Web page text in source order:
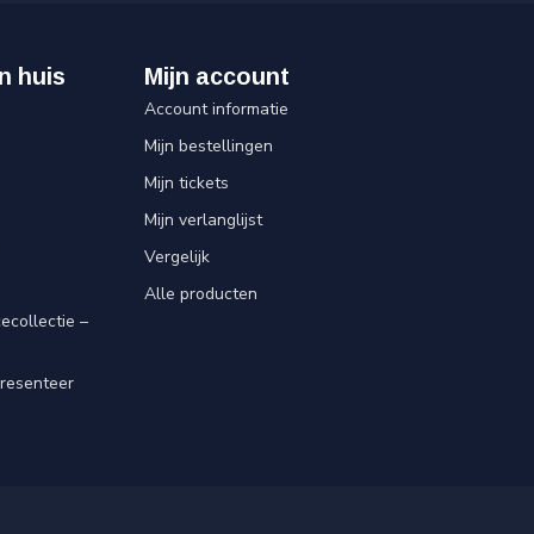
huis
–
Mijn account
Account informatie
Mijn bestellingen
Mijn tickets
Mijn verlanglijst
Vergelijk
Alle producten